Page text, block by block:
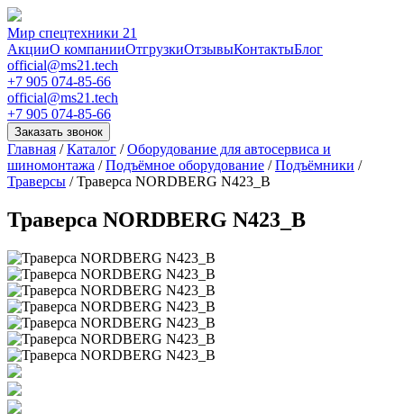
Мир спецтехники 21
АкцииО компанииОтгрузкиОтзывыКонтактыБлог
official@ms21.tech
+7 905 074-85-66
official@ms21.tech
+7 905 074-85-66
Заказать звонок
Главная /Каталог /Оборудование для автосервиса и
шиномонтажа /Подъёмное оборудование /Подъёмники /
Траверсы /Траверса NORDBERG N423_B
Траверса NORDBERG N423_B